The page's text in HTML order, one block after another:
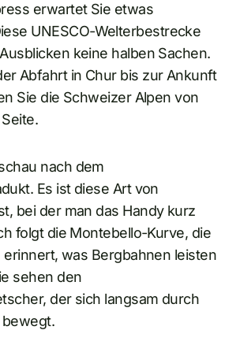
erwartet Sie etwas
UNESCO-Welterbestrecke
keine halben Sachen.
Abfahrt in Chur bis zur Ankunft
Sie die Schweizer Alpen von
nach dem
Es ist diese Art von
bei der man das Handy kurz
folgt die Montebello-Kurve, die
erinnert, was Bergbahnen leisten
sehen den
der sich langsam durch
bewegt.